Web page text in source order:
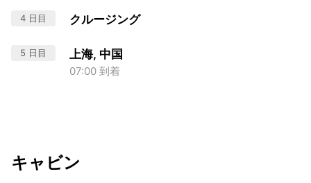
4 日目 クルージング
5 日目 上海, 中国
07:00 到着
キャビン